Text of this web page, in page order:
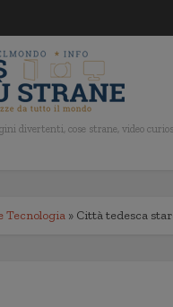
divertenti, cose strane, video
Tecnologia » Città tedesca